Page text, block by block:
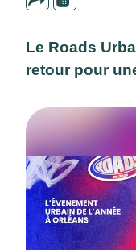
Le Roads
retour pour